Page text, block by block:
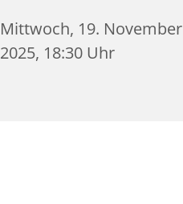
Mittwoch, 19. November
2025, 18:30 Uhr